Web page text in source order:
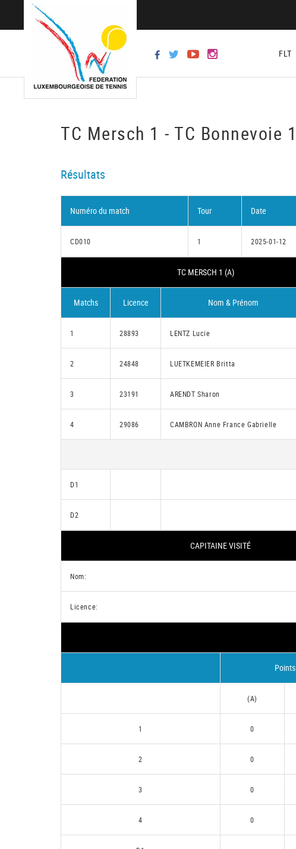
FLT
TC Mersch 1 - TC Bonnevoie 1
Résultats
Numéro du match Tour Date
CD010 1 2025-01-12
TC MERSCH 1 (A)
Matchs Licence Nom & Prénom
1 28893 LENTZ Lucie
2 24848 LUETKEMEIER Britta
3 23191 ARENDT Sharon
4 29086 CAMBRON Anne France Gabrielle
D1
D2
CAPITAINE VISITÉ
Nom:
Licence:
Points
(A)
1 0
2 0
3 0
4 0